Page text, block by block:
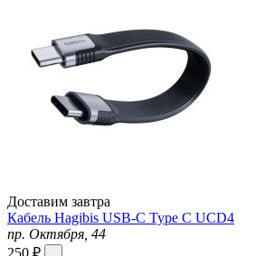
Доставим завтра
Кабель Hagibis USB-C Type C UCD4
пр. Октября, 44
250 ₽